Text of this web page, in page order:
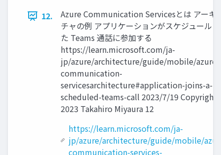
12.
Azure Communication Servicesとは アーキ
チャの例 アプリケーションがスケジュール
た Teams 通話に参加する
https://learn.microsoft.com/ja-
jp/azure/architecture/guide/mobile/azure-
communication-
servicesarchitecture#application-joins-a-
scheduled-teams-call 2023/7/19 Copyright
2023 Takahiro Miyaura 12
https://learn.microsoft.com/ja-
jp/azure/architecture/guide/mobile/
communication-services-